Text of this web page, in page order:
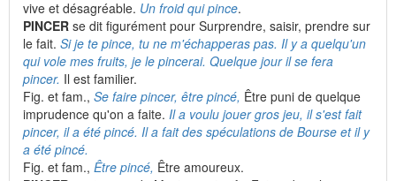
vive et désagréable. Un froid qui pince.
PINCER se dit figurément pour Surprendre, saisir, prendre sur
le fait. Si je te pince, tu ne m'échapperas pas. Il y a quelqu'un
qui vole mes fruits, je le pincerai. Quelque jour il se fera
pincer. Il est familier.
Fig. et fam., Se faire pincer, être pincé, Être puni de quelque
imprudence qu'on a faite. Il a voulu jouer gros jeu, il s'est fait
pincer, il a été pincé. Il a fait des spéculations de Bourse et il y
a été pincé.
Fig. et fam., Être pincé, Être amoureux.